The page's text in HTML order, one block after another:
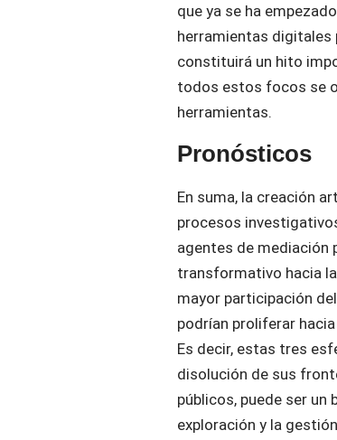
que ya se ha
herramientas digitales
constituirá un hito
todos estos focos se
herramientas.
Pronósticos
En suma, la creación
procesos
agentes de mediación
transformativo hacia
mayor participación
podrían proliferar
Es decir, estas tres
disolución de sus
públicos, puede ser un
exploración y la